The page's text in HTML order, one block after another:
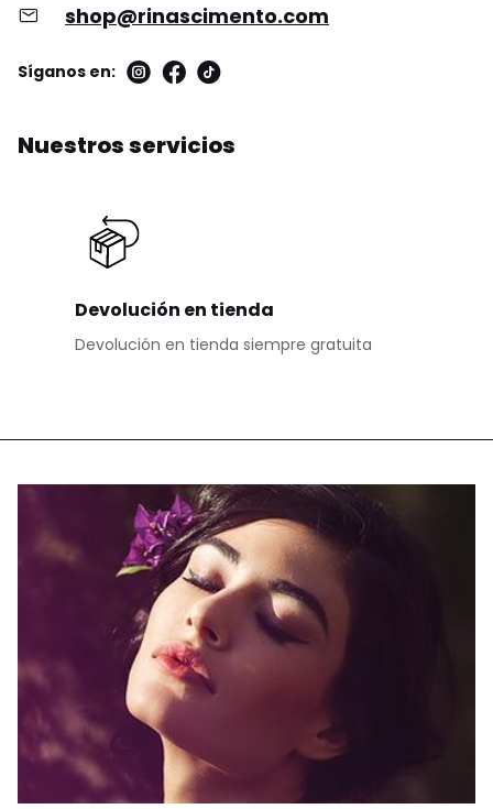
shop@rinascimento.com
Síganos en:
Nuestros servicios
Devolución en tienda
Devolución en tienda siempre gratuita